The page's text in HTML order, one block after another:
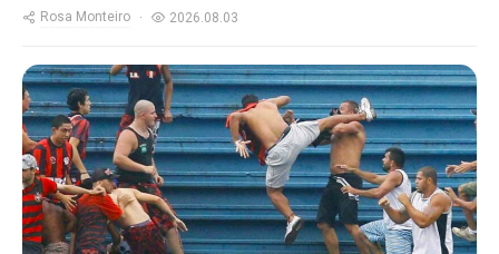
Rosa Monteiro 2026.08.03
https://www.ruadireita.pt/wp-
content/uploads/2022/09/foot-
violencia-800x600.jpg